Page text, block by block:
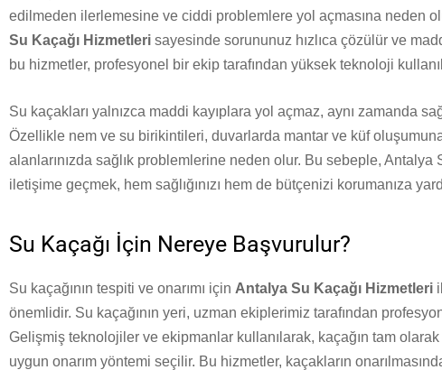
edilmeden ilerlemesine ve ciddi problemlere yol açmasına neden
Su Kaçağı Hizmetleri sayesinde sorununuz hızlıca çözülür ve
bu hizmetler, profesyonel bir ekip tarafından yüksek teknoloji
Su kaçakları yalnızca maddi kayıplara yol açmaz, aynı zamanda
Özellikle nem ve su birikintileri, duvarlarda mantar ve küf
alanlarınızda sağlık problemlerine neden olur. Bu sebeple, Antalya
iletişime geçmek, hem sağlığınızı hem de bütçenizi korumanıza
Su Kaçağı İçin Nereye Başvurulur?
Su kaçağının tespiti ve onarımı için Antalya Su Kaçağı Hizmetleri
önemlidir. Su kaçağının yeri, uzman ekiplerimiz tarafından
Gelişmiş teknolojiler ve ekipmanlar kullanılarak, kaçağın tam
uygun onarım yöntemi seçilir. Bu hizmetler, kaçakların